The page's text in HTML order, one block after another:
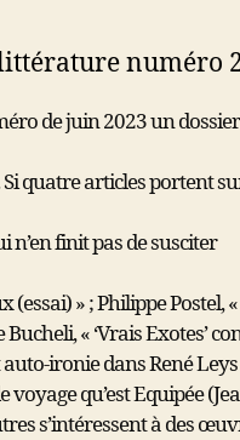
de juin 2023 un dossier
quatre articles portent
n’en finit pas de susciter
(essai) » ; Philippe Postel,
« ‘Vrais Exotes’
auto-ironie dans René
voyage qu’est Equipée
s’intéressent à des